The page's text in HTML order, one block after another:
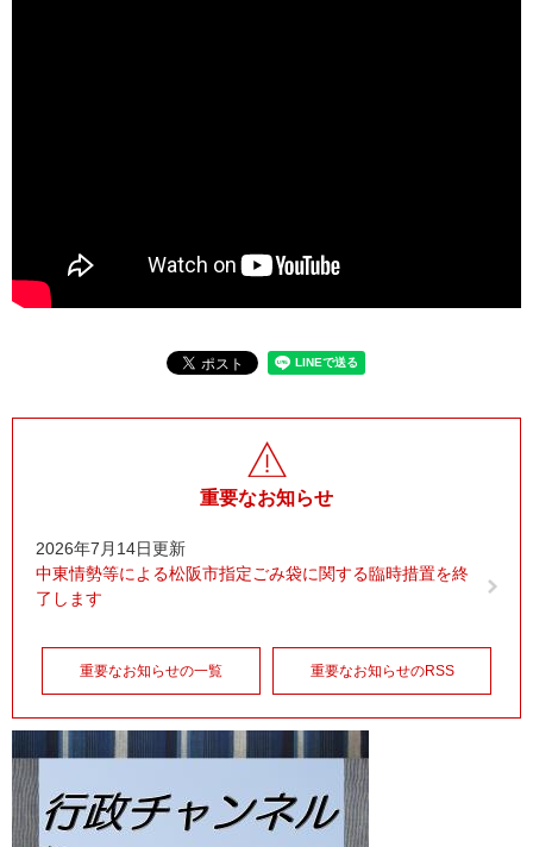
重要なお知らせ
2026年7月14日更新
中東情勢等による松阪市指定ごみ袋に関する臨時措置を終
了します
重要なお知らせの一覧 重要なお知らせのRSS